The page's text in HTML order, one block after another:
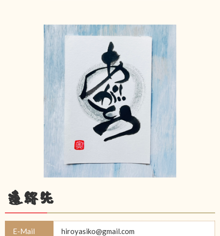
連絡先
E-Mail hiroyasiko@gmail.com